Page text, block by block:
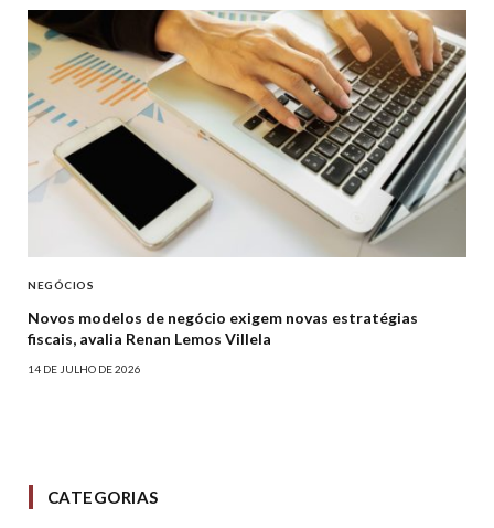
NEGÓCIOS
Novos modelos de negócio exigem novas estratégias
fiscais, avalia Renan Lemos Villela
14 DE JULHO DE 2026
CATEGORIAS